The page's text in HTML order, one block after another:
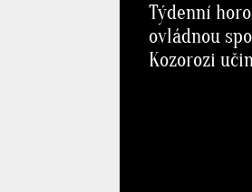
Týdenní
ovládnou
Kozorozi